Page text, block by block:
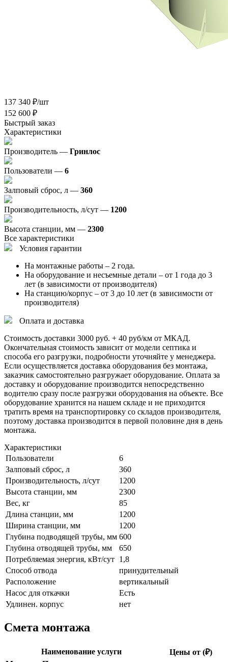
137 340 ₽/шт
152 600 ₽
Быстрый заказ
Характеристики
Производитель — Гринлос
Пользователи — 6
Залповый сброс, л — 360
Производительность, л/сут — 1200
Высота станции, мм — 2300
Все характеристики
Условия гарантии
На монтажные работы – 2 года.
На оборудование и несъемные детали – от 1 года до 3
лет (в зависимости от производителя)
На станцию/корпус – от 3 до 10 лет (в зависимости от
производителя)
Оплата и доставка
Стоимость доставки 3000 руб. + 40 руб/км от МКАД.
Окончательная стоимость зависит от модели септика и
способа его разгрузки, подробности уточняйте у менеджера.
Если осуществляется доставка оборудования без монтажа,
заказчик самостоятельно разгружает оборудование. Оплата за
доставку и оборудование производится непосредственно
водителю сразу после разгрузки оборудования на объекте. Все
оборудование хранится на нашем складе и не приходится
тратить время на транспортировку со складов производителя,
поэтому доставка производится в первой половине дня в день
монтажа.
Характеристики
Пользователи
6
Залповый сброс, л
360
Производительность, л/сут
1200
Высота станции, мм
2300
Вес, кг
85
Длина станции, мм
1200
Ширина станции, мм
1200
Глубина подводящей трубы, мм 600
Глубина отводящей трубы, мм
650
Потребляемая энергия, кВт/сут 1,8
Способ отвода
принудительный
Расположение
вертикальный
Насос для откачки
Есть
Удлинен. корпус
нет
Смета монтажа
Наименование услуги
Цены от (₽)